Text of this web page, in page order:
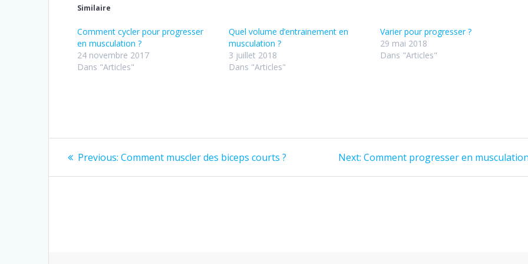
Similaire
Comment cycler pour progresser
en musculation ?
24 novembre 2017
Dans "Articles"
Quel volume d’entrainement en
musculation ?
3 juillet 2018
Dans "Articles"
Varier pour progresser ?
29 mai 2018
Dans "Articles"
Navigation
de
Previous: Previous
Comment muscler des biceps courts ? Next: Next
Comment progresser en